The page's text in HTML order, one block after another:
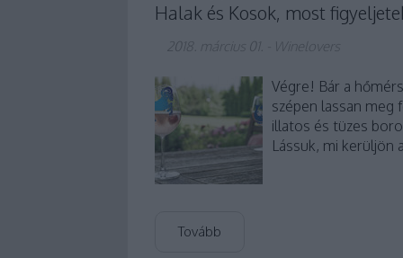
Halak és Kosok, most
2018. március 01. Winelovers
Végre! Bár a
szépen lassan meg
illatos és tüzes
Lássuk, mi kerüljön
Tovább